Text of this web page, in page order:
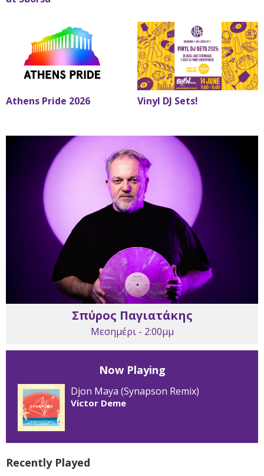
Athens Pride 2026 Vinyl DJ Sets!
Σπύρος Παγιατάκης
Μεσημέρι - 2:00μμ
Now Playing
Djon Maya (Synapson Remix)
Victor Deme
Recently Played